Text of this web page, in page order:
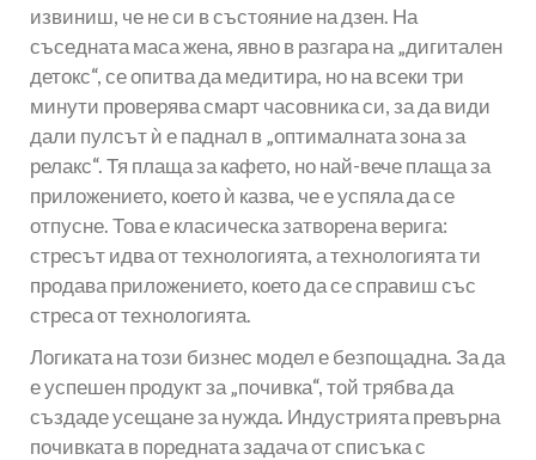
извиниш, че не си в състояние на дзен. На
съседната маса жена, явно в разгара на „дигитален
детокс“, се опитва да медитира, но на всеки три
минути проверява смарт часовника си, за да види
дали пулсът ѝ е паднал в „оптималната зона за
релакс“. Тя плаща за кафето, но най-вече плаща за
приложението, което ѝ казва, че е успяла да се
отпусне. Това е класическа затворена верига:
стресът идва от технологията, а технологията ти
продава приложението, което да се справиш със
стреса от технологията.
Логиката на този бизнес модел е безпощадна. За да
е успешен продукт за „почивка“, той трябва да
създаде усещане за нужда. Индустрията превърна
почивката в поредната задача от списъка с